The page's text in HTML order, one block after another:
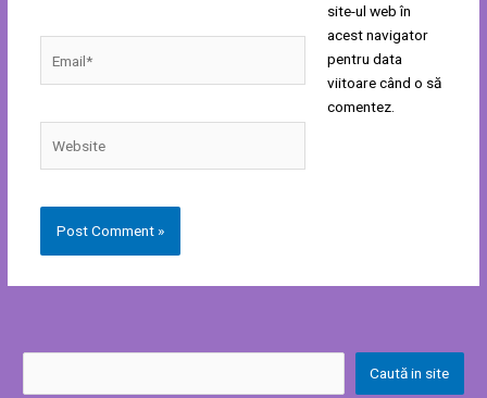
site-ul web în
acest navigator
pentru data
viitoare când o să
comentez.
Caută in site